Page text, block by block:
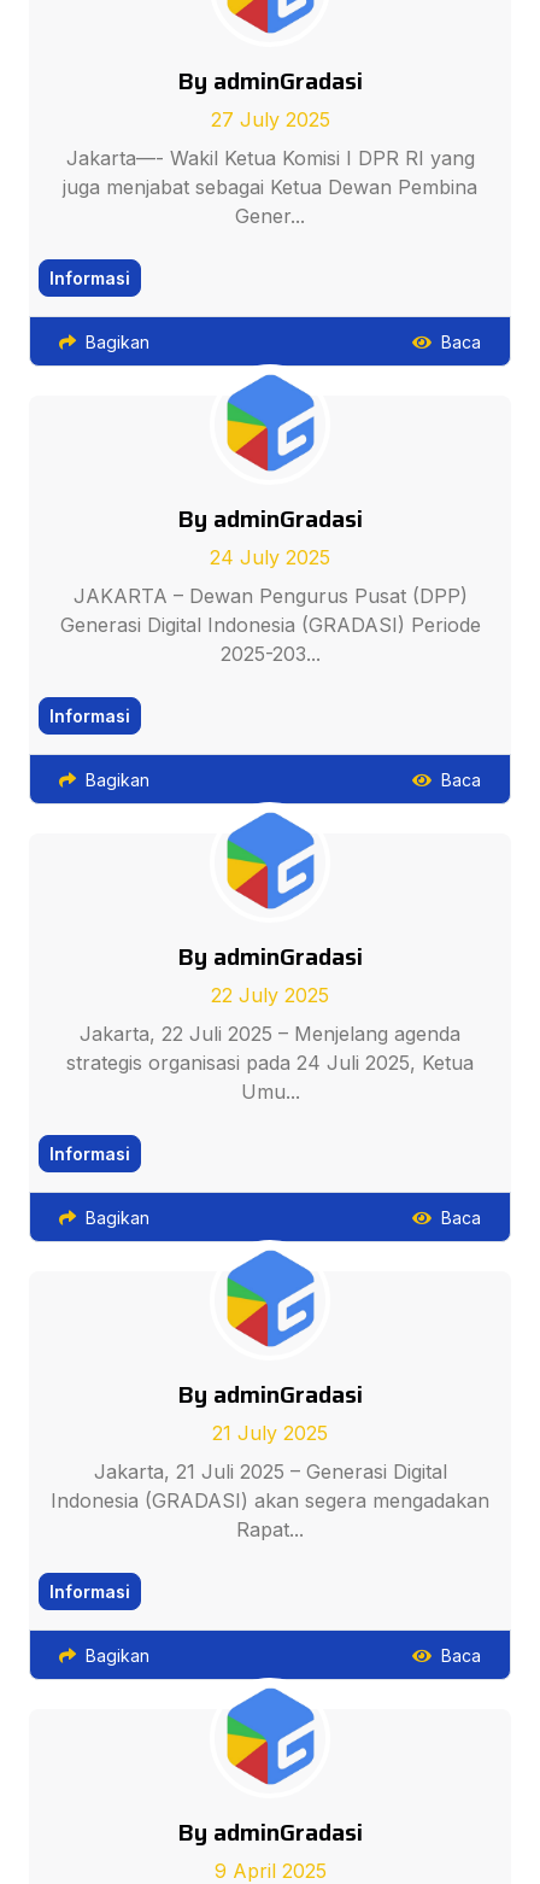
By adminGradasi
27 July 2025
Jakarta—- Wakil Ketua Komisi I DPR RI yang
juga menjabat sebagai Ketua Dewan Pembina
Gener...
Informasi
Bagikan Baca
By adminGradasi
24 July 2025
JAKARTA – Dewan Pengurus Pusat (DPP)
Generasi Digital Indonesia (GRADASI) Periode
2025-203...
Informasi
Bagikan Baca
By adminGradasi
22 July 2025
Jakarta, 22 Juli 2025 – Menjelang agenda
strategis organisasi pada 24 Juli 2025, Ketua
Umu...
Informasi
Bagikan Baca
By adminGradasi
21 July 2025
Jakarta, 21 Juli 2025 – Generasi Digital
Indonesia (GRADASI) akan segera mengadakan
Rapat...
Informasi
Bagikan Baca
By adminGradasi
9 April 2025